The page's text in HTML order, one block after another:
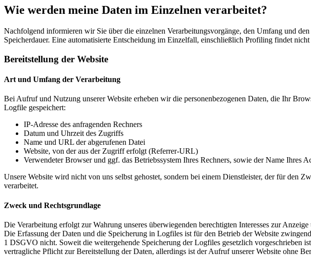
Wie werden meine Daten im Einzelnen verarbeitet?
Nachfolgend informieren wir Sie über die einzelnen Verarbeitungsvorgänge, den Umfang und
Speicherdauer. Eine automatisierte Entscheidung im Einzelfall, einschließlich Profiling findet nicht
Bereitstellung der Website
Art und Umfang der Verarbeitung
Bei Aufruf und Nutzung unserer Website erheben wir die personenbezogenen Daten, die Ihr
Logfile gespeichert:
IP-Adresse des anfragenden Rechners
Datum und Uhrzeit des Zugriffs
Name und URL der abgerufenen Datei
Website, von der aus der Zugriff erfolgt (Referrer-URL)
Verwendeter Browser und ggf. das Betriebssystem Ihres Rechners, sowie der Name Ihres
Unsere Website wird nicht von uns selbst gehostet, sondern bei einem Dienstleister, der für den
verarbeitet.
Zweck und Rechtsgrundlage
Die Verarbeitung erfolgt zur Wahrung unseres überwiegenden berechtigten Interesses zur
Die Erfassung der Daten und die Speicherung in Logfiles ist für den Betrieb der Website
1 DSGVO nicht. Soweit die weitergehende Speicherung der Logfiles gesetzlich vorgeschrieben
vertragliche Pflicht zur Bereitstellung der Daten, allerdings ist der Aufruf unserer Website ohne